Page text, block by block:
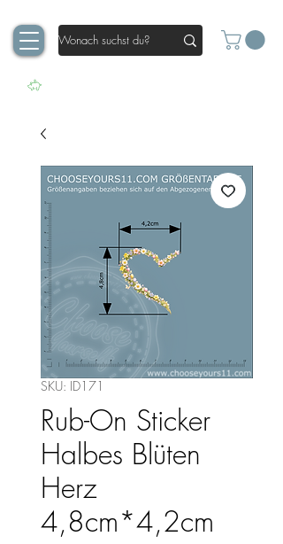
SKU: ID171
Rub-On Sticker
Halbes Blüten
Herz
4,8cm*4,2cm